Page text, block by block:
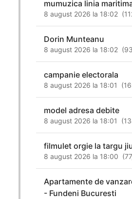
mumuzica linia
8 august 2026 la 18:02 (
Dorin Munteanu
8 august 2026 la 18:02 (93
campanie electorala
8 august 2026 la 18:01 (
model adresa debite
8 august 2026 la 18:01 (
filmulet orgie la targu
8 august 2026 la 18:00 (77
Apartamente de
- Fundeni Bucuresti